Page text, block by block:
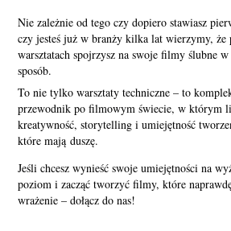
Nie zależnie od tego czy dopiero stawiasz
czy jesteś już w branży kilka lat wierzymy, że
warsztatach spojrzysz na swoje filmy ślubne
sposób.
To nie tylko warsztaty techniczne – to
przewodnik po filmowym świecie, w którym
kreatywność, storytelling i umiejętność
które mają duszę.
Jeśli chcesz wynieść swoje umiejętności na
poziom i zacząć tworzyć filmy, które
wrażenie – dołącz do nas!